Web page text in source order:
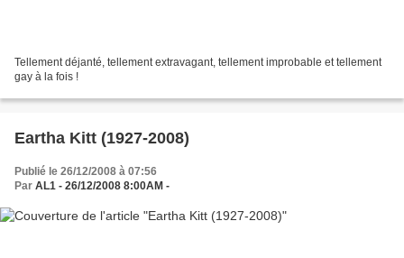
Tellement déjanté, tellement extravagant, tellement improbable et tellement
gay à la fois !
Eartha Kitt (1927-2008)
Publié le 26/12/2008 à 07:56
Par AL1 - 26/12/2008 8:00AM -